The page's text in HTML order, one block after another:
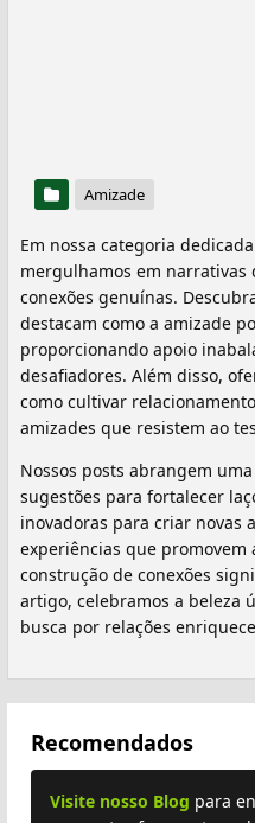
Amizade
Em nossa categoria
mergulhamos em narrativas
conexões genuínas.
destacam como a amizade
proporcionando apoio
desafiadores. Além disso,
como cultivar
amizades que resistem ao
Nossos posts abrangem
sugestões para fortalecer
inovadoras para criar novas
experiências que promovem
construção de conexões
artigo, celebramos a beleza
busca por relações
Recomendados
Visite nosso Blog para